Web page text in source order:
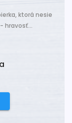
ktorá nesie